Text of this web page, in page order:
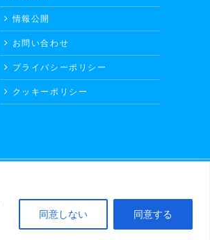
同意しない 同意する
情報公開
お問い合わせ
プライバシーポリシー
クッキーポリシー